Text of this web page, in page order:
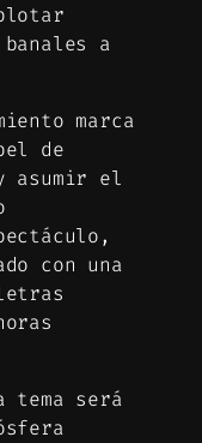
a
marca
de
asumir el
con una
tema será